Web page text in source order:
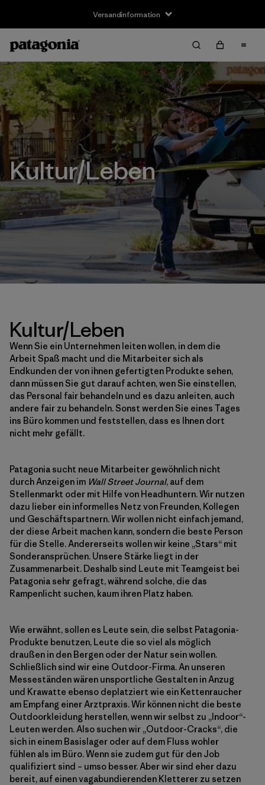
Versandinformation
Kultur/Leben
Kultur/Leben
Wenn Sie ein Unternehmen leiten wollen, in dem die
Arbeit Spaß macht und die Mitarbeiter sich als
Endkunden der von ihnen gefertigten Produkte sehen,
dann müssen Sie gut darauf achten, wen Sie einstellen,
das Personal fair behandeln und es dazu anleiten, auch
andere fair zu behandeln. Sonst werden Sie eines Tages
ins Büro kommen und feststellen, dass es Ihnen dort
nicht mehr gefällt.
Patagonia sucht neue Mitarbeiter gewöhnlich nicht
durch Anzeigen im Wall Street Journal, auf dem
Stellenmarkt oder mit Hilfe von Headhuntern. Wir nutzen
dazu lieber ein informelles Netz von Freunden, Kollegen
und Geschäftspartnern. Wir wollen nicht einfach jemand,
der diese Arbeit machen kann, sondern die beste Person
für die Stelle. Andererseits wollen wir keine „Stars“ mit
Sonderansprüchen. Unsere Stärke liegt in der
Zusammenarbeit. Deshalb sind Leute mit Teamgeist bei
Patagonia sehr gefragt, während solche, die das
Rampenlicht suchen, kaum ihren Platz haben.
Wie erwähnt, sollen es Leute sein, die selbst Patagonia-
Produkte benutzen, Leute die so viel als möglich
draußen in den Bergen oder der Natur sein wollen.
Schließlich sind wir eine Outdoor-Firma. An unseren
Messeständen wären unsportliche Gestalten in Anzug
und Krawatte ebenso deplatziert wie ein Kettenraucher
am Empfang einer Arztpraxis. Wir können nicht die beste
Outdoorkleidung herstellen, wenn wir selbst zu „Indoor“-
Leuten werden. Also suchen wir „Outdoor-Cracks“, die
sich in einem Basislager oder auf dem Fluss wohler
fühlen als im Büro. Wenn sie zudem gut für den Job
qualifiziert sind – umso besser. Aber wir sind eher dazu
bereit, auf einen vagabundierenden Kletterer zu setzen